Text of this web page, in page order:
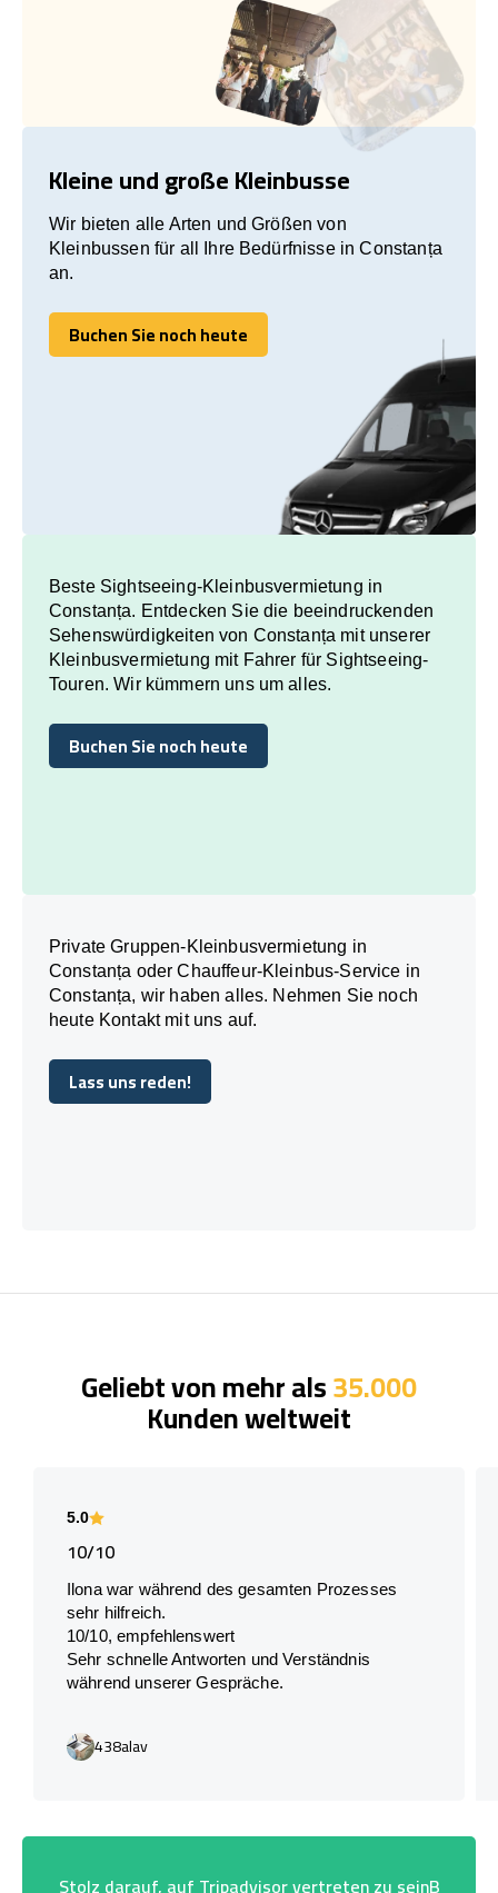
Kleine und große Kleinbusse
Wir bieten alle Arten und Größen von
Kleinbussen für all Ihre Bedürfnisse in Constanța
an.
Buchen Sie noch heute
Buchen Sie noch heute
Beste Sightseeing-Kleinbusvermietung in
Constanța. Entdecken Sie die beeindruckenden
Sehenswürdigkeiten von Constanța mit unserer
Kleinbusvermietung mit Fahrer für Sightseeing-
Touren. Wir kümmern uns um alles.
Buchen Sie noch heute
Buchen Sie noch heute
Private Gruppen-Kleinbusvermietung in
Constanța oder Chauffeur-Kleinbus-Service in
Constanța, wir haben alles. Nehmen Sie noch
heute Kontakt mit uns auf.
Lass uns reden!
Lass uns reden!
Geliebt von mehr als35.000
Kunden weltweit
5.0
10/10
Ilona war während des gesamten Prozesses
sehr hilfreich.
10/10, empfehlenswert
Sehr schnelle Antworten und Verständnis
während unserer Gespräche.
438alav
Stolz darauf, auf Tripadvisor vertreten zu seinB